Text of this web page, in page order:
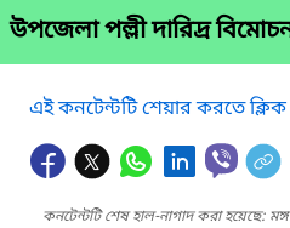
উপজেলা পল্লী দারিদ্র
এই কনটেন্টটি শেয়ার করতে
কনটেন্টটি শেষ হাল-নাগাদ করা হয়েছে: